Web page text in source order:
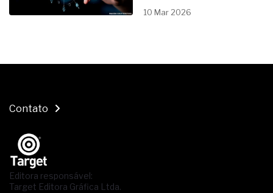
10 Mar 2026
Contato
Editora responsável:
Target Editora Gráfica Ltda.